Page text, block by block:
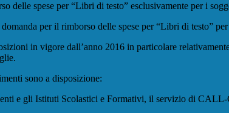
delle spese per “Libri di testo” esclusivamente per i
per il rimborso delle spese per “Libri di testo”
in vigore dall’anno 2016 in particolare
sono a disposizione:
e gli Istituti Scolastici e Formativi, il servizio di